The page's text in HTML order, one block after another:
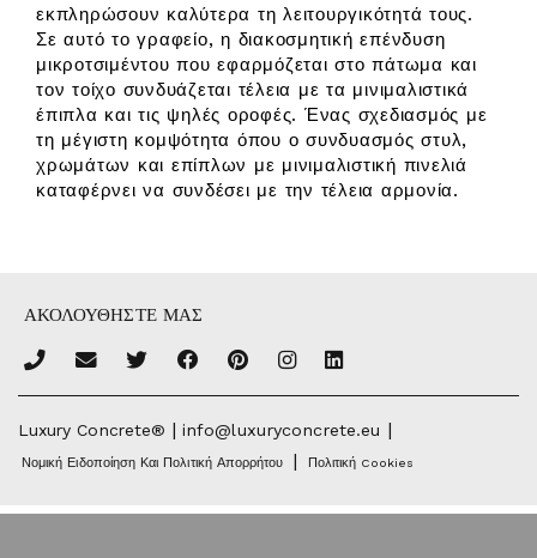
εκπληρώσουν καλύτερα τη λειτουργικότητά τους.
Σε αυτό το γραφείο, η διακοσμητική επένδυση
μικροτσιμέντου που εφαρμόζεται στο πάτωμα και
τον τοίχο συνδυάζεται τέλεια με τα μινιμαλιστικά
έπιπλα και τις ψηλές οροφές. Ένας σχεδιασμός με
τη μέγιστη κομψότητα όπου ο συνδυασμός στυλ,
χρωμάτων και επίπλων με μινιμαλιστική πινελιά
καταφέρνει να συνδέσει με την τέλεια αρμονία.
ΑΚΟΛΟΥΘΗΣΤΕ ΜΑΣ
Luxury Concrete® |info@luxuryconcrete.eu |
Νομική Ειδοποίηση Και Πολιτική Απορρήτου | Πολιτική Cookies